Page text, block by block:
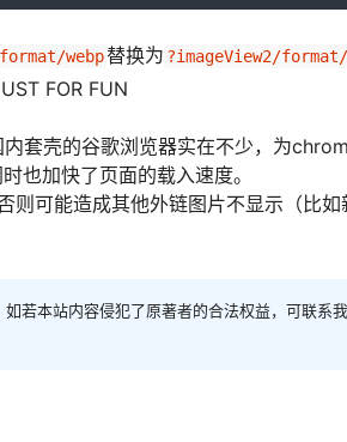
webp替换为 ?imageView2/format/
套壳的谷歌浏览器实在不少，为
也加快了页面的载入速度。
则可能造成其他外链图片不显示（比
若本站内容侵犯了原著者的合法权益，可联系